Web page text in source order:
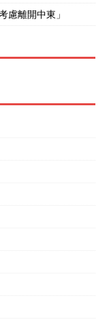
慮離開中東」